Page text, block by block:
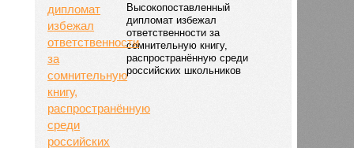
Высокопоставленный
дипломат избежал
ответственности за
сомнительную книгу,
распространённую среди
российских школьников